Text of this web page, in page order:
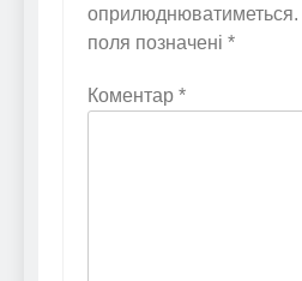
оприлюднюватиметься.
поля позначені *
Коментар *